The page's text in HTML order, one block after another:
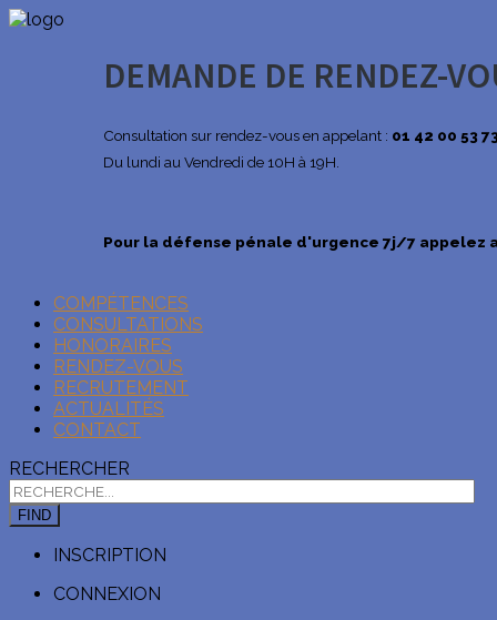
DEMANDE DE RENDEZ-
Consultation sur rendez-vous en appelant : 01 42 00 53
Du lundi au Vendredi de 10H à 19H.
Pour la défense pénale d'urgence 7j/7 appelez
EN SAVOIR +
COMPÉTENCES
CONSULTATIONS
HONORAIRES
RENDEZ-VOUS
RECRUTEMENT
ACTUALITÉS
CONTACT
RECHERCHER
FIND
INSCRIPTION
CONNEXION